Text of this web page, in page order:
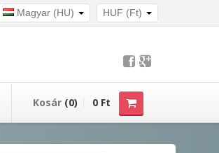
Magyar (HU) HUF (Ft)
Kosár (0) 0 Ft